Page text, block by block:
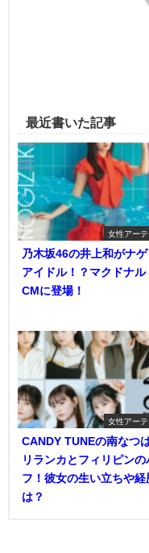
最近書いた記事
女性アーテ
乃木坂46の井上和がナゲ
アイドル！？マクドナル
CMに登場！
女性アーテ
CANDY TUNEの南なつ
リランカとフィリピンの
フ！彼女の生い立ちや経
は？